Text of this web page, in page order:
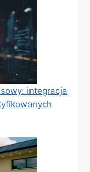
integracja